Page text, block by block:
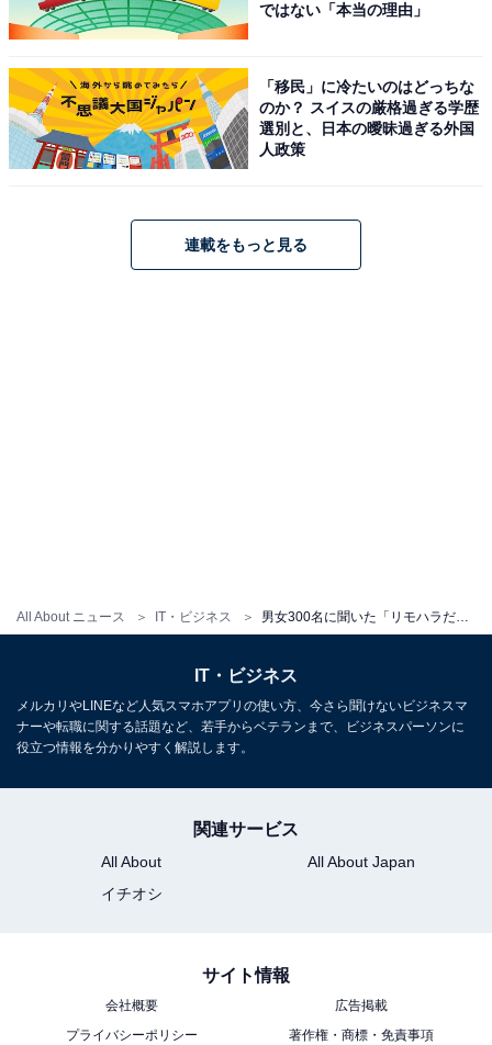
All About ニュース IT・ビジネス
体型やメイク、“チャット攻撃”のリモハラを受け
た部下も
今回の調査では、部下の方へ「今までにされたリモハラ
ました。「容姿・服装」「自宅」、リモートワークにお
ける「業務管理」の項目別に紹介します。
社内のリモハラを未然に防ぐには、上司と部下がお互い
＞10位までのランキング結果はこちら
人との仕事上の関わりで苦痛なことランキング！ 2位は
「苦手な上司や同僚との関わり」、1位は？
営業活動で「嫌な思いをしたこと」……3位「ドタキャ
ではない「本当の理由」
「移民」に冷たいのはどっちな
のか？ スイスの厳格過ぎる学歴
選別と、日本の曖昧過ぎる外国
人政策
連載をもっと見る
IT・ビジネス
メルカリやLINEなど人気スマホアプリの使い方、今さら聞けないビジネスマ
ナーや転職に関する話題など、若手からベテランまで、ビジネスパーソンに
役立つ情報を分かりやすく解説します。
関連サービス
All About
All About Japan
イチオシ
サイト情報
会社概要
広告掲載
プライバシーポリシー
著作権・商標・免責事項